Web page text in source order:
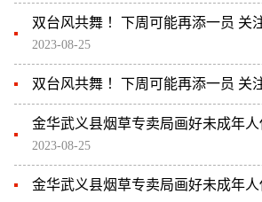
双台风共舞 ！下周可能再添一员 关
2023-08-25
双台风共舞 ！下周可能再添一员 关
金华武义县烟草专卖局画好未成年人
2023-08-25
金华武义县烟草专卖局画好未成年人